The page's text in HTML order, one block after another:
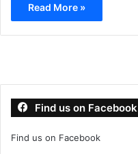
Read More »
Find us on Facebook
Find us on Facebook